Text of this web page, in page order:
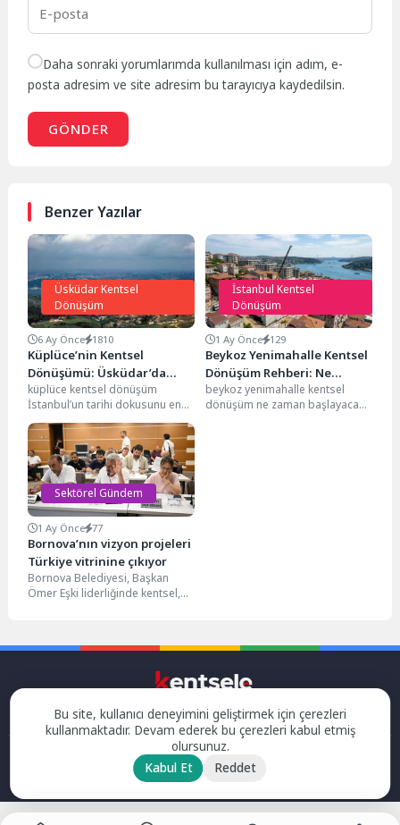
Daha sonraki yorumlarımda kullanılması için adım, e-
posta adresim ve site adresim bu tarayıcıya kaydedilsin.
GÖNDER
Benzer Yazılar
Üsküdar Kentsel
Dönüşüm
6 Ay Önce 1810
Küplüce’nin Kentsel
Dönüşümü: Üsküdar’da
Güvenli Gelecek ve Modern
Yaşam Rehberi
küplüce kentsel dönüşüm
İstanbul’un tarihi dokusunu en
derinden hissedebileceğiniz,
Boğaz’ın serin rüzgârlarını
bağrına basan Üsküdar’ın...
İstanbul Kentsel
Dönüşüm
1 Ay Önce 129
Beykoz Yenimahalle Kentsel
Dönüşüm Rehberi: Ne
Zaman Başlayacak ve Son
Durum Nedir?
beykoz yenimahalle kentsel
dönüşüm ne zaman başlayacak ?
Sektörel Gündem
1 Ay Önce 77
Bornova’nın vizyon projeleri
Türkiye vitrinine çıkıyor
Bornova Belediyesi, Başkan
Ömer Eşki liderliğinde kentsel,
Tüm hakları saklıdır.
Bu site, kullanıcı deneyimini geliştirmek için çerezleri
kullanmaktadır. Devam ederek bu çerezleri kabul etmiş
olursunuz.
Kabul Et
Reddet